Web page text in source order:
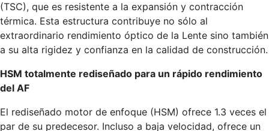
(TSC), que es resistente a la expansión y contracción
térmica. Esta estructura contribuye no sólo al
extraordinario rendimiento óptico de la Lente sino también
a su alta rigidez y confianza en la calidad de construcción.
HSM totalmente rediseñado para un rápido rendimiento
del AF
El rediseñado motor de enfoque (HSM) ofrece 1.3 veces el
par de su predecesor. Incluso a baja velocidad, ofrece un